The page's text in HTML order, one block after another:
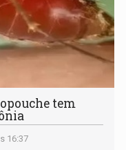
tem
16:37